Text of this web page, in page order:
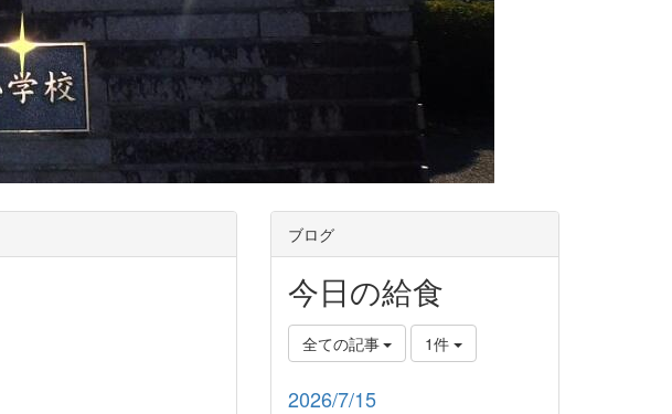
ブログ
今日の給食
全ての記事 1件
2026/7/15